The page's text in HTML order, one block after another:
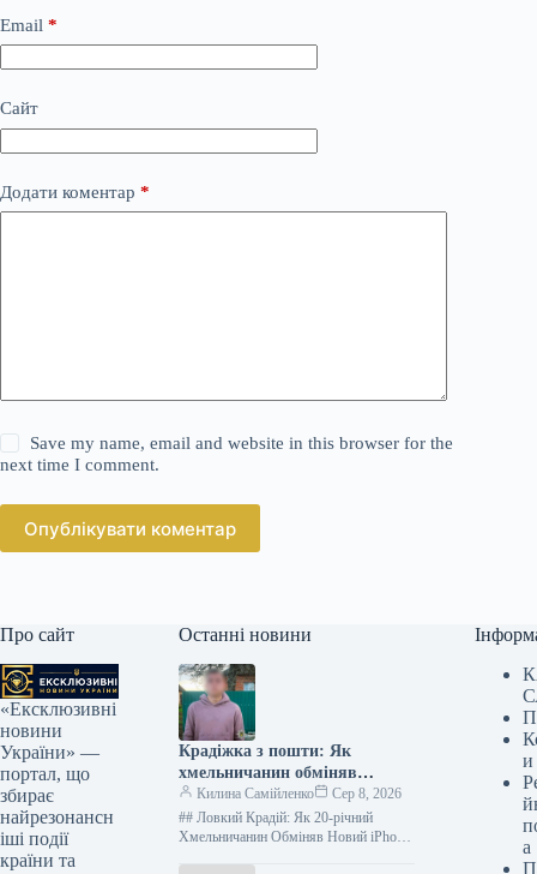
Email *
Сайт
Додати коментар *
Save my name, email and website in this browser for the
next time I comment.
Опублікувати коментар
Про сайт
«Ексклюзивні
новини
України» —
портал, що
збирає
найрезонансн
іші події
країни та
Останні новини
Крадіжка з пошти: Як
хмельничанин обміняв
смартфон на швидкі гроші в
ломбарді
Килина Самійленко
Сер 8, 2026
## Ловкий Крадій: Як 20-річний
Хмельничанин Обміняв Новий iPhone
и
а